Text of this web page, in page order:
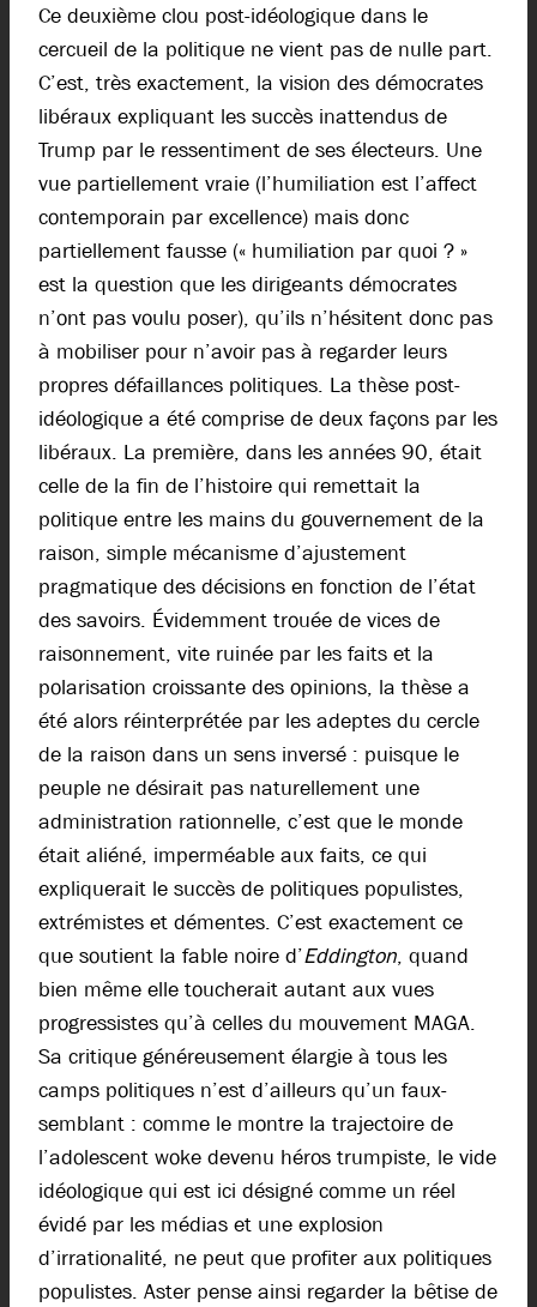
Ce deuxième clou post-idéologique dans le
cercueil de la politique ne vient pas de nulle part.
C’est, très exactement, la vision des démocrates
libéraux expliquant les succès inattendus de
Trump par le ressentiment de ses électeurs. Une
vue partiellement vraie (l’humiliation est l’affect
contemporain par excellence) mais donc
partiellement fausse (« humiliation par quoi ? »
est la question que les dirigeants démocrates
n’ont pas voulu poser), qu’ils n’hésitent donc pas
à mobiliser pour n’avoir pas à regarder leurs
propres défaillances politiques. La thèse post-
idéologique a été comprise de deux façons par les
libéraux. La première, dans les années 90, était
celle de la fin de l’histoire qui remettait la
politique entre les mains du gouvernement de la
raison, simple mécanisme d’ajustement
pragmatique des décisions en fonction de l’état
des savoirs. Évidemment trouée de vices de
raisonnement, vite ruinée par les faits et la
polarisation croissante des opinions, la thèse a
été alors réinterprétée par les adeptes du cercle
de la raison dans un sens inversé : puisque le
peuple ne désirait pas naturellement une
administration rationnelle, c’est que le monde
était aliéné, imperméable aux faits, ce qui
expliquerait le succès de politiques populistes,
extrémistes et démentes. C’est exactement ce
que soutient la fable noire d’Eddington, quand
bien même elle toucherait autant aux vues
progressistes qu’à celles du mouvement MAGA.
Sa critique généreusement élargie à tous les
camps politiques n’est d’ailleurs qu’un faux-
semblant : comme le montre la trajectoire de
l’adolescent woke devenu héros trumpiste, le vide
idéologique qui est ici désigné comme un réel
évidé par les médias et une explosion
d’irrationalité, ne peut que profiter aux politiques
populistes. Aster pense ainsi regarder la bêtise de